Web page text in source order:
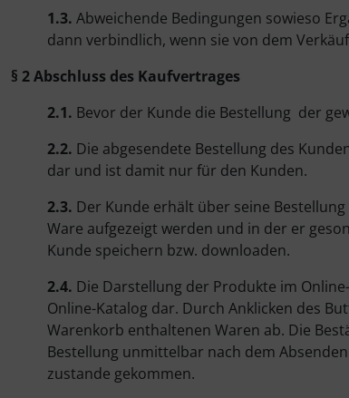
1.3. Abweichende Bedingungen sowieso
dann verbindlich, wenn sie von dem
§ 2 Abschluss des Kaufvertrages
2.1. Bevor der Kunde die Bestellung der
2.2. Die abgesendete Bestellung des
dar und ist damit nur für den Kunden.
2.3. Der Kunde erhält über seine
Ware aufgezeigt werden und in der er
Kunde speichern bzw. downloaden.
2.4. Die Darstellung der Produkte im
Online-Katalog dar. Durch Anklicken des
Warenkorb enthaltenen Waren ab. Die
Bestellung unmittelbar nach dem
zustande gekommen.
Tanzschuhe Standard
Charakterschuhe
Griechische Sandalen
Gymnastikkappen
Gymnastikschuhe Rhythmikschuhe
Flamenco
Tango Argentino
Stepschuhe
Röcke und Wickelröcke
Shirts und Tops
Stulpen
Tango Argentino
Training- und Wärmekleidung
Trikot und Body
pridance
Rumpf
Sansha
SoDanca
Tangazos